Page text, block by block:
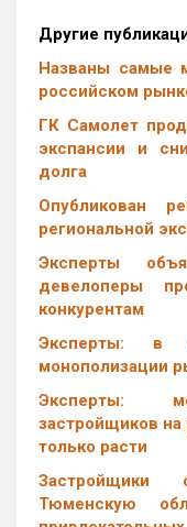
Другие
Названы самые
российском
ГК Самолет
экспансии и
долга
Опубликован
региональной
Эксперты
девелоперы
конкурентам
Эксперты: в
монополизации
Эксперты:
застройщиков
только расти
Застройщики
Тюменскую